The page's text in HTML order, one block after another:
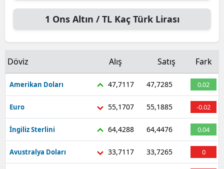
1 Ons Altın / TLKaç Türk Lirası
Döviz Alış Satış Fark
Amerikan Doları 47,7117 47,7285 0.02
Euro 55,1707 55,1885 -0.02
İngiliz Sterlini 64,4288 64,4476 0.04
Avustralya Doları 33,7117 33,7265 0